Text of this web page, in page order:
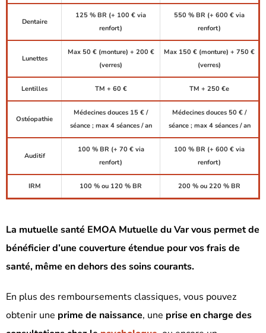
Dentaire
125 % BR (+ 100 € via
renfort)
550 % BR (+ 600 € via
renfort)
Lunettes
Max 50 € (monture) + 200 €
(verres)
Max 150 € (monture) + 750 €
(verres)
Lentilles TM + 60 € TM + 250 €e
Ostéopathie
Médecines douces 15 € /
séance ; max 4 séances / an
Médecines douces 50 € /
séance ; max 4 séances / an
Auditif
100 % BR (+ 70 € via
renfort)
100 % BR (+ 600 € via
renfort)
IRM 100 % ou 120 % BR 200 % ou 220 % BR
La mutuelle santé EMOA Mutuelle du Var vous permet de
bénéficier d’une couverture étendue pour vos frais de
santé, même en dehors des soins courants.
En plus des remboursements classiques, vous pouvez
obtenir une prime de naissance, une prise en charge des